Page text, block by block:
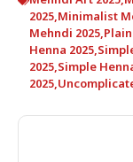
2025,Minimalist
Mehndi 2025,
Henna 2025,
2025,Simple
2025,